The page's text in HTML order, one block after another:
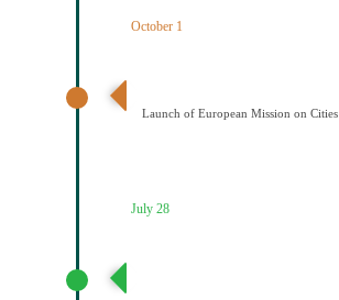
October 1
Launch of European Mission on Cities
July 28